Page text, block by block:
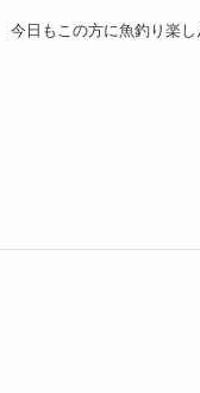
今日もこの方に魚釣り楽し